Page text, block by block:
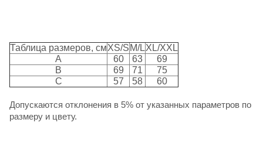
Таблица размеров, смXS/S M/LXL/XXL
A
60 63
69
B
69 71
75
C
57 58 60
Допускаются отклонения в 5% от указанных параметров по
размеру и цвету.